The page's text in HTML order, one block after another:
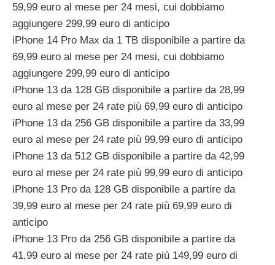
59,99 euro al mese per 24 mesi, cui dobbiamo
aggiungere 299,99 euro di anticipo
iPhone 14 Pro Max da 1 TB disponibile a partire da
69,99 euro al mese per 24 mesi, cui dobbiamo
aggiungere 299,99 euro di anticipo
iPhone 13 da 128 GB disponibile a partire da 28,99
euro al mese per 24 rate più 69,99 euro di anticipo
iPhone 13 da 256 GB disponibile a partire da 33,99
euro al mese per 24 rate più 99,99 euro di anticipo
iPhone 13 da 512 GB disponibile a partire da 42,99
euro al mese per 24 rate più 99,99 euro di anticipo
iPhone 13 Pro da 128 GB disponibile a partire da
39,99 euro al mese per 24 rate più 69,99 euro di
anticipo
iPhone 13 Pro da 256 GB disponibile a partire da
41,99 euro al mese per 24 rate più 149,99 euro di